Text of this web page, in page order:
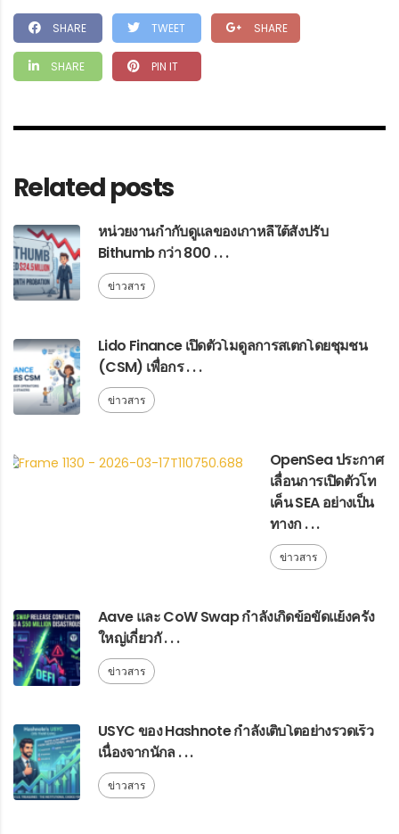
SHARE TWEET SHARE
SHARE PIN IT
Related posts
หน่วยงานกำกับดูแลของเกาหลีใต้สั่งปรับ
Bithumb กว่า 800 . . .
ข่าวสาร
Lido Finance เปิดตัวโมดูลการสเตกโดยชุมชน
(CSM) เพื่อกร . . .
ข่าวสาร
OpenSea ประกาศ
เลื่อนการเปิดตัวโท
เค็น SEA อย่างเป็น
ทางก . . .
ข่าวสาร
Aave และ CoW Swap กำลังเกิดข้อขัดแย้งครั้ง
ใหญ่เกี่ยวกั . . .
ข่าวสาร
USYC ของ Hashnote กำลังเติบโตอย่างรวดเร็ว
เนื่องจากนักล . . .
ข่าวสาร